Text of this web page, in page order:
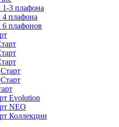
3 плафона
4 плафона
6 плафонов
Evolution
NEO
Коллекции